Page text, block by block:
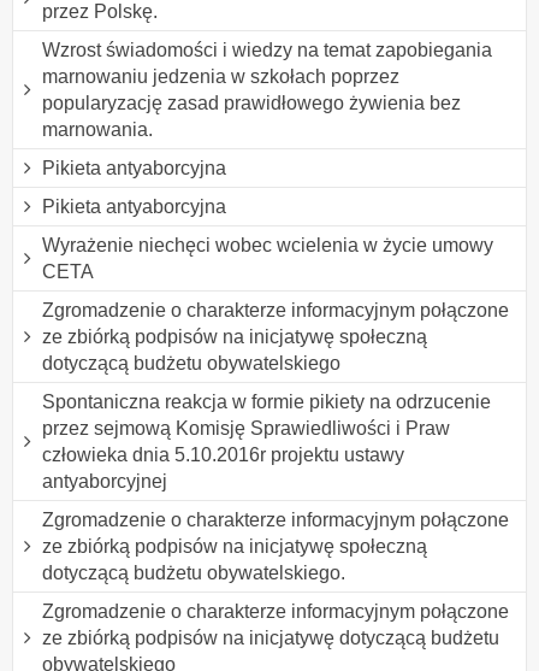
przez Polskę.
Wzrost świadomości i wiedzy na temat zapobiegania
marnowaniu jedzenia w szkołach poprzez
popularyzację zasad prawidłowego żywienia bez
marnowania.
Pikieta antyaborcyjna
Pikieta antyaborcyjna
Wyrażenie niechęci wobec wcielenia w życie umowy
CETA
Zgromadzenie o charakterze informacyjnym połączone
ze zbiórką podpisów na inicjatywę społeczną
dotyczącą budżetu obywatelskiego
Spontaniczna reakcja w formie pikiety na odrzucenie
przez sejmową Komisję Sprawiedliwości i Praw
człowieka dnia 5.10.2016r projektu ustawy
antyaborcyjnej
Zgromadzenie o charakterze informacyjnym połączone
ze zbiórką podpisów na inicjatywę społeczną
dotyczącą budżetu obywatelskiego.
Zgromadzenie o charakterze informacyjnym połączone
ze zbiórką podpisów na inicjatywę dotyczącą budżetu
obywatelskiego